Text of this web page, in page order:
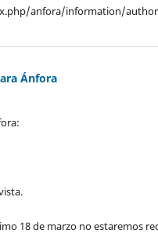
anfora/information/
Ánfora
18 de marzo no estaremos